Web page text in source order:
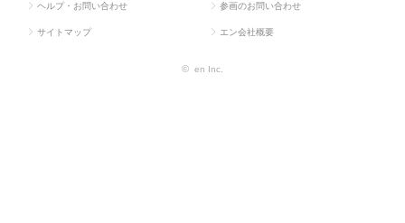
ヘルプ・お問い合わせ 参画のお問い合わせ
サイトマップ エン会社概要
© en Inc.